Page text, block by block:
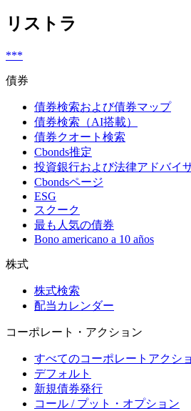
リストラ
***
債券
債券検索および債券マップ
債券検索（AI搭載）
債券クオート検索
Cbonds推定
投資銀行および法律アドバイ
Cbondsページ
ESG
スクーク
最も人気の債券
Bono americano a 10 años
株式
株式検索
配当カレンダー
コーポレート・アクション
すべてのコーポレートアクシ
デフォルト
新規債券発行
コール / プット・オプション